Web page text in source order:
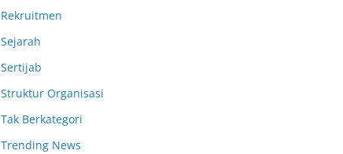
Rekruitmen
Sejarah
Sertijab
Struktur Organisasi
Tak Berkategori
Trending News